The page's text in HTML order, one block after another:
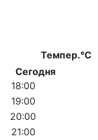
Темпер.°C
Сегодня
18:00
19:00
20:00
21:00